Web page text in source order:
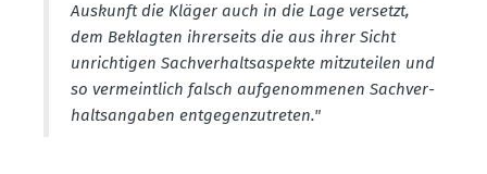
Auskunft die Kläger auch in die Lage versetzt,
dem Beklagten ihrer­seits die aus ihrer Sicht
unrich­tigen Sachver­halts­as­pekte mitzu­teilen und
so vermeintlich falsch aufge­nom­menen Sachver­
halts­an­gaben entge­gen­zu­treten."